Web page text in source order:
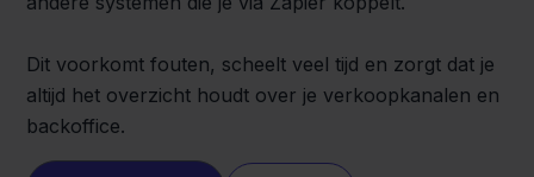
Dit voorkomt fouten, scheelt veel tijd en zorgt dat je
altijd het overzicht houdt over je verkoopkanalen en
backoffice.